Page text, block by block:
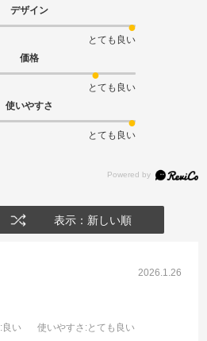
デザイン
とても良い
価格
とても良い
使いやすさ
とても良い
表示：新しい順
2026.1.26
:良い 使いやすさ :とても良い